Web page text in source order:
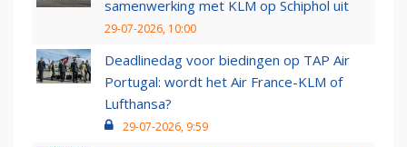
samenwerking met KLM op Schiphol uit
29-07-2026, 10:00
Deadlinedag voor biedingen op TAP Air
Portugal: wordt het Air France-KLM of
Lufthansa?
29-07-2026, 9:59